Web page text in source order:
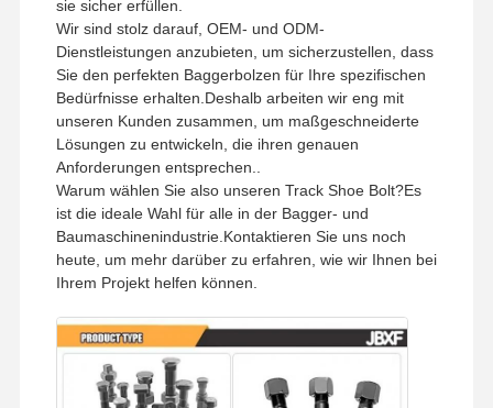
Nachrichten Fälle Blog
Bitte Um Ein
Segment Bolt
Schraubenschraubschraubschraubschraub
sie sicher erfüllen.
Wir sind stolz darauf, OEM- und ODM-
Dienstleistungen anzubieten, um sicherzustellen, dass
Sie den perfekten Baggerbolzen für Ihre spezifischen
Bedürfnisse erhalten.Deshalb arbeiten wir eng mit
unseren Kunden zusammen, um maßgeschneiderte
Lösungen zu entwickeln, die ihren genauen
Anforderungen entsprechen..
Warum wählen Sie also unseren Track Shoe Bolt?Es
ist die ideale Wahl für alle in der Bagger- und
Baumaschinenindustrie.Kontaktieren Sie uns noch
heute, um mehr darüber zu erfahren, wie wir Ihnen bei
Ihrem Projekt helfen können.